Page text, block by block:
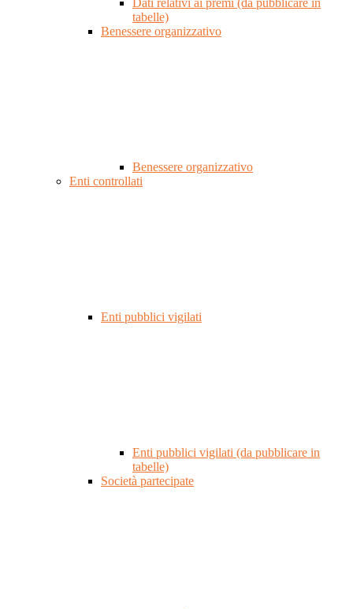
Dati relativi ai premi (da pubblicare in
tabelle)
Benessere organizzativo
Benessere organizzativo
Enti controllati
Enti pubblici vigilati
Enti pubblici vigilati (da pubblicare in
tabelle)
Società partecipate